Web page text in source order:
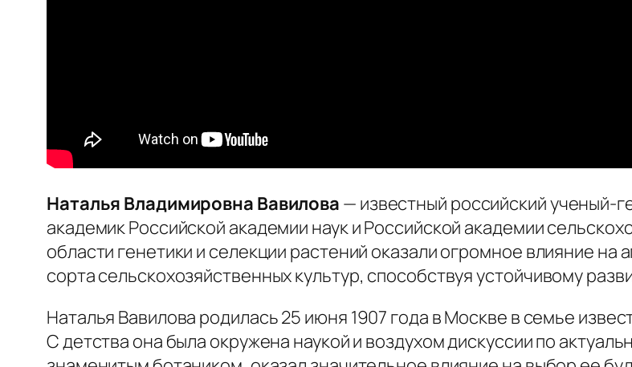
Наталья Владимировна Вавилова — известный российский ученый-
академик Российской академии наук и Российской академии
области генетики и селекции растений оказали огромное влияние на
сорта сельскохозяйственных культур, способствуя устойчивому
Наталья Вавилова родилась 25 июня 1907 года в Москве в семье
С детства она была окружена наукой и воздухом дискуссии по